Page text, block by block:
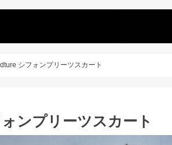
シフォンプリーツスカート
ンプリーツスカート